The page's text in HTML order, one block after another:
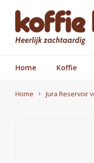
Home Koffie
Home Jura Reservoir